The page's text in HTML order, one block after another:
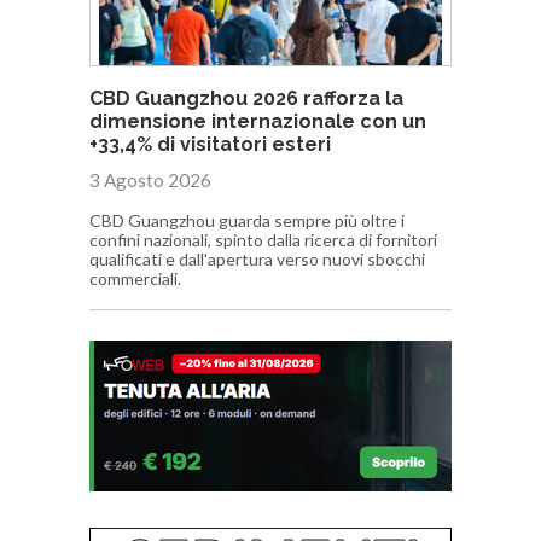
CBD Guangzhou 2026 rafforza la
dimensione internazionale con un
+33,4% di visitatori esteri
3 Agosto 2026
CBD Guangzhou guarda sempre più oltre i
confini nazionali, spinto dalla ricerca di fornitori
qualificati e dall'apertura verso nuovi sbocchi
commerciali.